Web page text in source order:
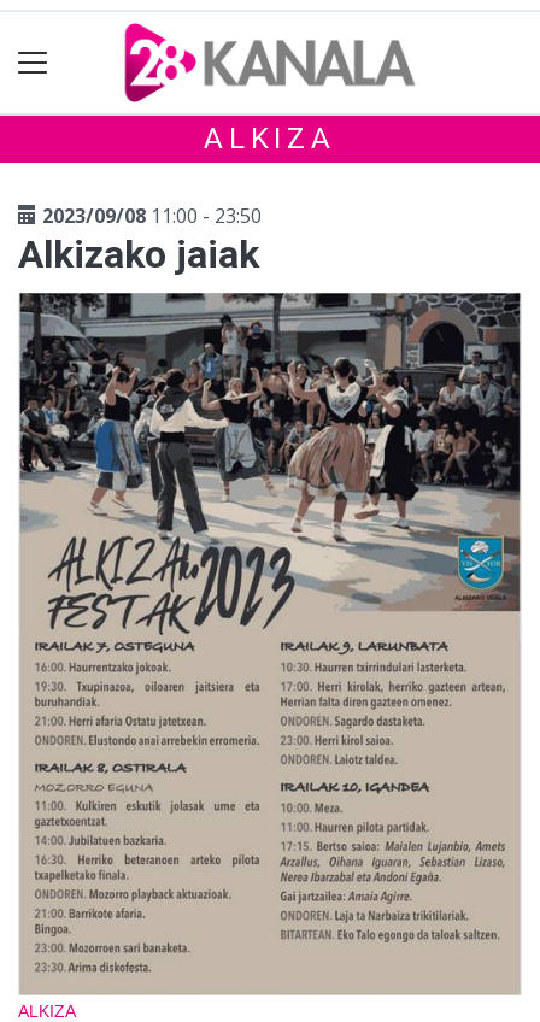
ALKIZA
2023/09/08 11:00 - 23:50
Alkizako jaiak
ALKIZA